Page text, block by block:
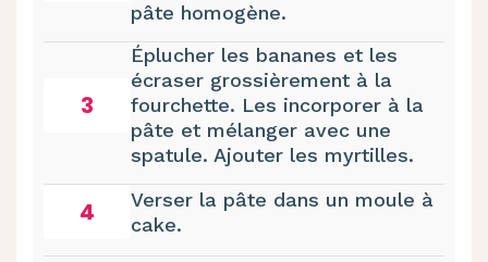
pâte homogène.
3
Éplucher les bananes et les
écraser grossièrement à la
fourchette. Les incorporer à la
pâte et mélanger avec une
spatule. Ajouter les myrtilles.
4
Verser la pâte dans un moule à
cake.